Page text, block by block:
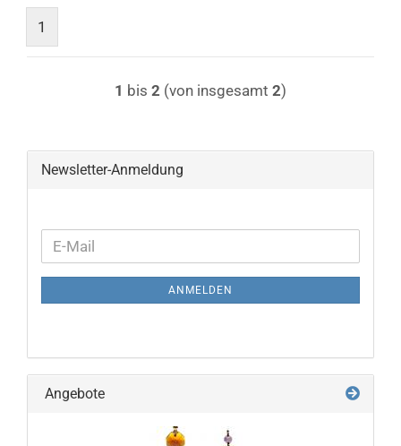
1
1 bis 2 (von insgesamt 2)
Newsletter-Anmeldung
WEITER
ZUR
NEWSLETTER-
ANMELDUNG
E-
ANMELDEN
Angebote